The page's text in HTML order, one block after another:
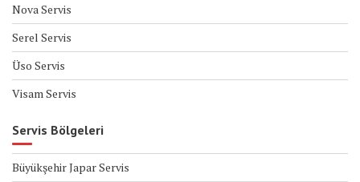
Nova Servis
Serel Servis
Üso Servis
Visam Servis
Servis Bölgeleri
Büyükşehir Japar Servis